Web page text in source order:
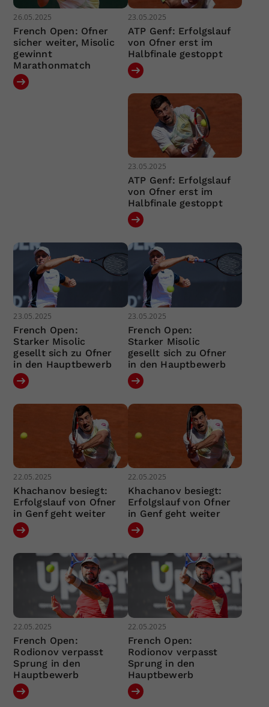
26.05.2025
French Open: Ofner
sicher weiter, Misolic
gewinnt
Marathonmatch
23.05.2025
ATP Genf: Erfolgslauf
von Ofner erst im
Halbfinale gestoppt
23.05.2025
ATP Genf: Erfolgslauf
von Ofner erst im
Halbfinale gestoppt
23.05.2025
French Open:
Starker Misolic
gesellt sich zu Ofner
in den Hauptbewerb
23.05.2025
French Open:
Starker Misolic
gesellt sich zu Ofner
in den Hauptbewerb
22.05.2025
Khachanov besiegt:
Erfolgslauf von Ofner
in Genf geht weiter
22.05.2025
Khachanov besiegt:
Erfolgslauf von Ofner
in Genf geht weiter
22.05.2025
French Open:
Rodionov verpasst
Sprung in den
Hauptbewerb
22.05.2025
French Open:
Rodionov verpasst
Sprung in den
Hauptbewerb